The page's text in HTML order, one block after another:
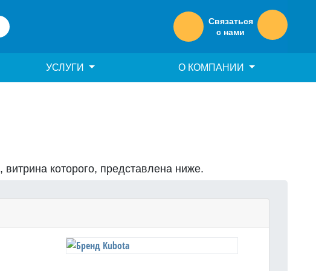
Связаться
с нами
УСЛУГИ О КОМПАНИИ
, витрина которого, представлена ниже.